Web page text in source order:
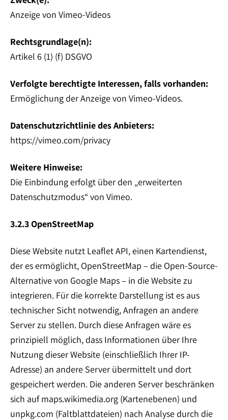
Anzeige von Vimeo-Videos
Rechtsgrundlage(n):
Artikel 6 (1) (f) DSGVO
Verfolgte berechtigte Interessen, falls vorhanden:
Ermöglichung der Anzeige von Vimeo-Videos.
Datenschutzrichtlinie des Anbieters:
https://vimeo.com/privacy
Weitere Hinweise:
Die Einbindung erfolgt über den „erweiterten
Datenschutzmodus“ von Vimeo.
3.2.3 OpenStreetMap
Diese Website nutzt Leaflet API, einen Kartendienst,
der es ermöglicht, OpenStreetMap – die Open-Source-
Alternative von Google Maps – in die Website zu
integrieren. Für die korrekte Darstellung ist es aus
technischer Sicht notwendig, Anfragen an andere
Server zu stellen. Durch diese Anfragen wäre es
prinzipiell möglich, dass Informationen über Ihre
Nutzung dieser Website (einschließlich Ihrer IP-
Adresse) an andere Server übermittelt und dort
gespeichert werden. Die anderen Server beschränken
sich auf maps.wikimedia.org (Kartenebenen) und
unpkg.com (Faltblattdateien) nach Analyse durch die